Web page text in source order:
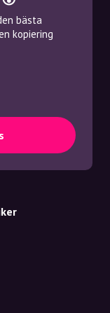
bästa
kopiering